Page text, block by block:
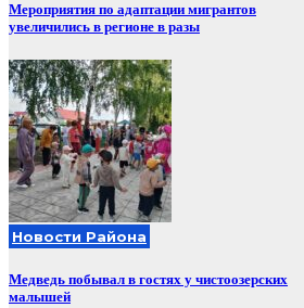
Мероприятия по адаптации мигрантов
увеличились в регионе в разы
Новости Района
Медведь побывал в гостях у чистоозерских
малышей